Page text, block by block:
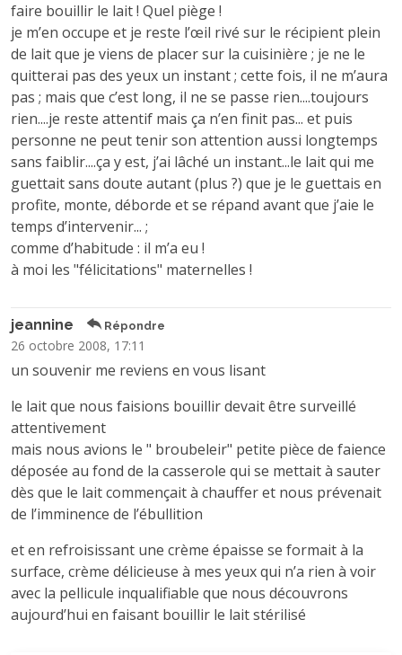
faire bouillir le lait ! Quel piège !
je m’en occupe et je reste l’œil rivé sur le récipient plein
de lait que je viens de placer sur la cuisinière ; je ne le
quitterai pas des yeux un instant ; cette fois, il ne m’aura
pas ; mais que c’est long, il ne se passe rien....toujours
rien....je reste attentif mais ça n’en finit pas... et puis
personne ne peut tenir son attention aussi longtemps
sans faiblir....ça y est, j’ai lâché un instant...le lait qui me
guettait sans doute autant (plus ?) que je le guettais en
profite, monte, déborde et se répand avant que j’aie le
temps d’intervenir... ;
comme d’habitude : il m’a eu !
à moi les "félicitations" maternelles !
jeannine Répondre
26 octobre 2008, 17:11
un souvenir me reviens en vous lisant
le lait que nous faisions bouillir devait être surveillé
attentivement
mais nous avions le " broubeleir" petite pièce de faience
déposée au fond de la casserole qui se mettait à sauter
dès que le lait commençait à chauffer et nous prévenait
de l’imminence de l’ébullition
et en refroisissant une crème épaisse se formait à la
surface, crème délicieuse à mes yeux qui n’a rien à voir
avec la pellicule inqualifiable que nous découvrons
aujourd’hui en faisant bouillir le lait stérilisé